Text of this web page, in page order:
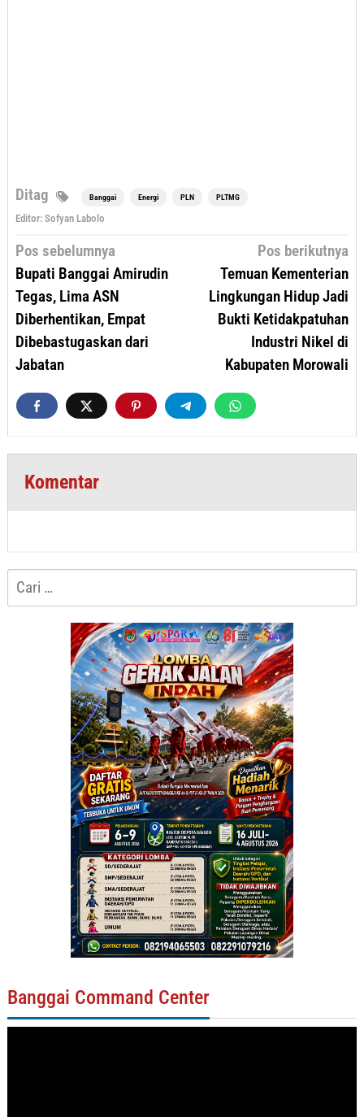
Ditag Banggai Energi PLN PLTMG
Editor: Sofyan Labolo
Navigasi
Pos sebelumnya
Bupati Banggai Amirudin
Tegas, Lima ASN
Diberhentikan, Empat
Dibebastugaskan dari
Jabatan
Pos berikutnya
Temuan Kementerian
Lingkungan Hidup Jadi
Bukti Ketidakpatuhan
Industri Nikel di
Kabupaten Morowali
Komentar
Cari
untuk:
Banggai Command Center